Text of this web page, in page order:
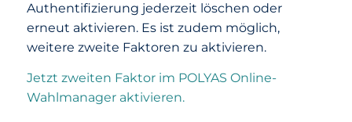
Authentifizierung jederzeit löschen oder
erneut aktivieren. Es ist zudem möglich,
weitere zweite Faktoren zu aktivieren.
Jetzt zweiten Faktor im POLYAS Online-
Wahlmanager aktivieren.